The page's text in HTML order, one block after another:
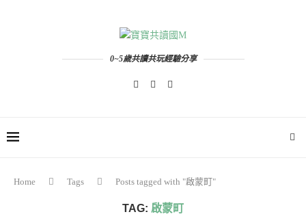
0~5歲共讀共玩經驗分享
Home Tags Posts tagged with "啟蒙町"
TAG: 啟蒙町